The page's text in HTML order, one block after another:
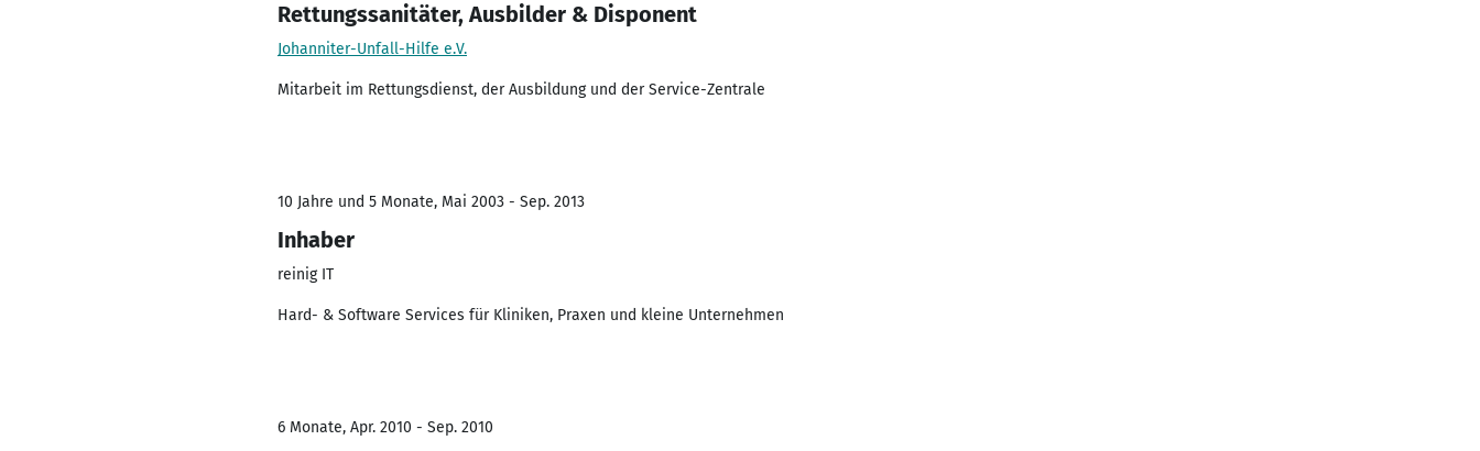
Rettungssanitäter, Ausbilder & Disponent
Johanniter-Unfall-Hilfe e.V.
Mitarbeit im Rettungsdienst, der Ausbildung und der Service-Zentrale
10 Jahre und 5 Monate, Mai 2003 - Sep. 2013
Inhaber
reinig IT
Hard- & Software Services für Kliniken, Praxen und kleine Unternehmen
6 Monate, Apr. 2010 - Sep. 2010